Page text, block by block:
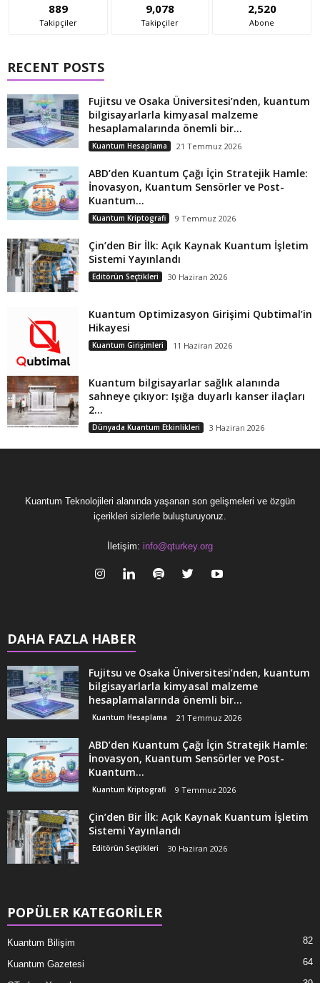
889
Takipçiler
9,078
Takipçiler
2,520
Abone
RECENT POSTS
Fujitsu ve Osaka Üniversitesi’nden, kuantum
bilgisayarlarla kimyasal malzeme
hesaplamalarında önemli bir...
Kuantum Hesaplama 21 Temmuz 2026
ABD’den Kuantum Çağı İçin Stratejik Hamle:
İnovasyon, Kuantum Sensörler ve Post-
Kuantum...
Kuantum Kriptografi 9 Temmuz 2026
Çin’den Bir İlk: Açık Kaynak Kuantum İşletim
Sistemi Yayınlandı
Editörün Seçtikleri 30 Haziran 2026
Kuantum Optimizasyon Girişimi Qubtimal’in
Hikayesi
Kuantum Girişimleri 11 Haziran 2026
Kuantum bilgisayarlar sağlık alanında
sahneye çıkıyor: Işığa duyarlı kanser ilaçları
2...
Dünyada Kuantum Etkinlikleri 3 Haziran 2026
Kuantum Teknolojileri alanında yaşanan son gelişmeleri ve özgün
içerikleri sizlerle buluşturuyoruz.
İletişim: info@qturkey.org
DAHA FAZLA HABER
Fujitsu ve Osaka Üniversitesi’nden, kuantum
bilgisayarlarla kimyasal malzeme
hesaplamalarında önemli bir...
Kuantum Hesaplama 21 Temmuz 2026
ABD’den Kuantum Çağı İçin Stratejik Hamle:
İnovasyon, Kuantum Sensörler ve Post-
Kuantum...
Kuantum Kriptografi 9 Temmuz 2026
Çin’den Bir İlk: Açık Kaynak Kuantum İşletim
Sistemi Yayınlandı
Editörün Seçtikleri 30 Haziran 2026
POPÜLER KATEGORİLER
Kuantum Bilişim 82
Kuantum Gazetesi 64